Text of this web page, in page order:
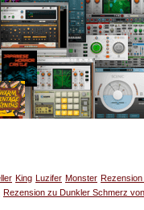
King Luzifer Monster
Rezension zu Dunkler Schmerz